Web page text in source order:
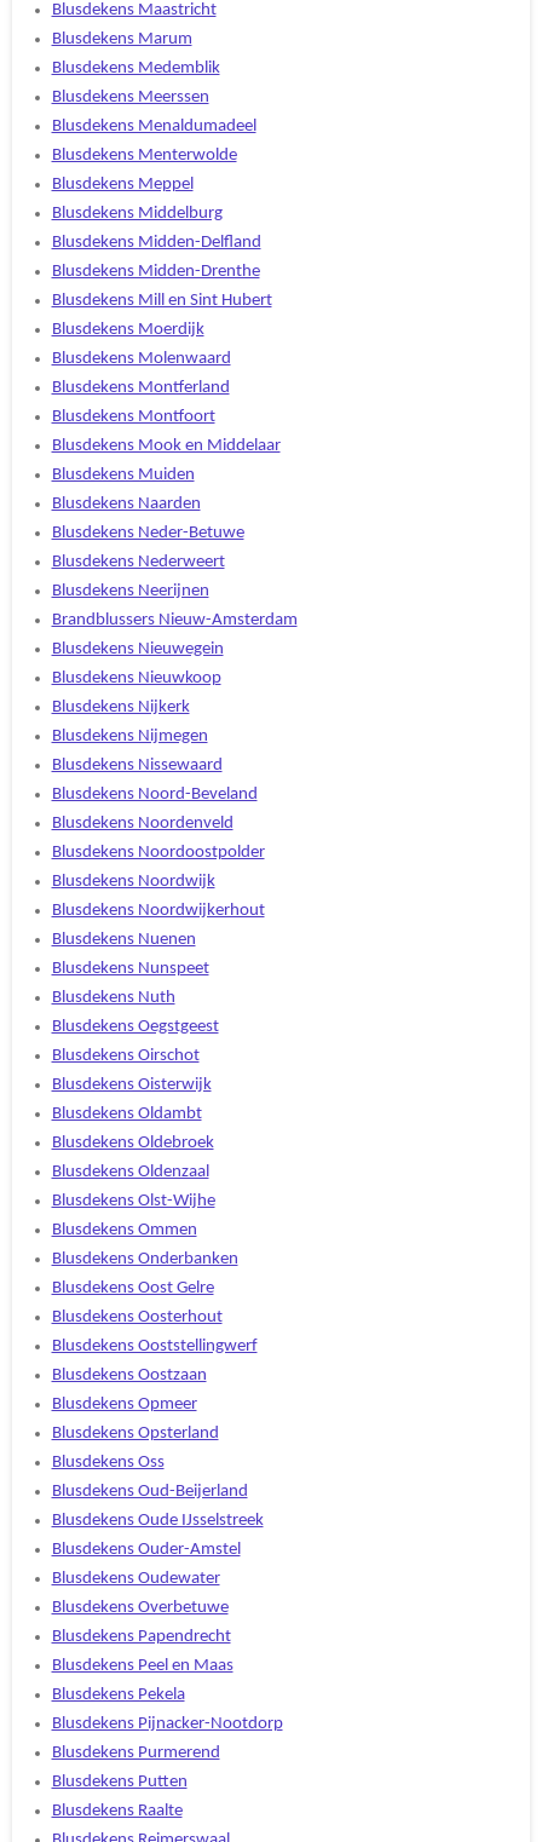
Blusdekens Maastricht
Blusdekens Marum
Blusdekens Medemblik
Blusdekens Meerssen
Blusdekens Menaldumadeel
Blusdekens Menterwolde
Blusdekens Meppel
Blusdekens Middelburg
Blusdekens Midden-Delfland
Blusdekens Midden-Drenthe
Blusdekens Mill en Sint Hubert
Blusdekens Moerdijk
Blusdekens Molenwaard
Blusdekens Montferland
Blusdekens Montfoort
Blusdekens Mook en Middelaar
Blusdekens Muiden
Blusdekens Naarden
Blusdekens Neder-Betuwe
Blusdekens Nederweert
Blusdekens Neerijnen
Brandblussers Nieuw-Amsterdam
Blusdekens Nieuwegein
Blusdekens Nieuwkoop
Blusdekens Nijkerk
Blusdekens Nijmegen
Blusdekens Nissewaard
Blusdekens Noord-Beveland
Blusdekens Noordenveld
Blusdekens Noordoostpolder
Blusdekens Noordwijk
Blusdekens Noordwijkerhout
Blusdekens Nuenen
Blusdekens Nunspeet
Blusdekens Nuth
Blusdekens Oegstgeest
Blusdekens Oirschot
Blusdekens Oisterwijk
Blusdekens Oldambt
Blusdekens Oldebroek
Blusdekens Oldenzaal
Blusdekens Olst-Wijhe
Blusdekens Ommen
Blusdekens Onderbanken
Blusdekens Oost Gelre
Blusdekens Oosterhout
Blusdekens Ooststellingwerf
Blusdekens Oostzaan
Blusdekens Opmeer
Blusdekens Opsterland
Blusdekens Oss
Blusdekens Oud-Beijerland
Blusdekens Oude IJsselstreek
Blusdekens Ouder-Amstel
Blusdekens Oudewater
Blusdekens Overbetuwe
Blusdekens Papendrecht
Blusdekens Peel en Maas
Blusdekens Pekela
Blusdekens Pijnacker-Nootdorp
Blusdekens Purmerend
Blusdekens Putten
Blusdekens Raalte